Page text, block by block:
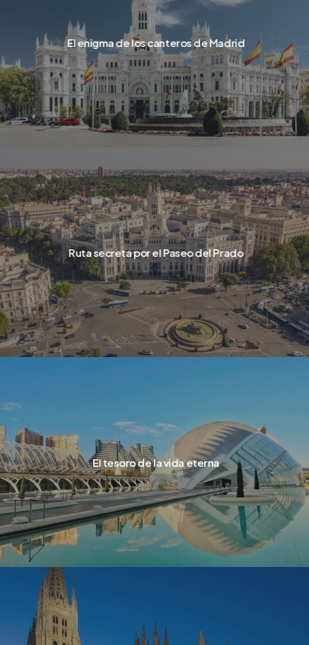
El enigma de los canteros de Madrid
Ruta secreta por el Paseo del Prado
El tesoro de la vida eterna